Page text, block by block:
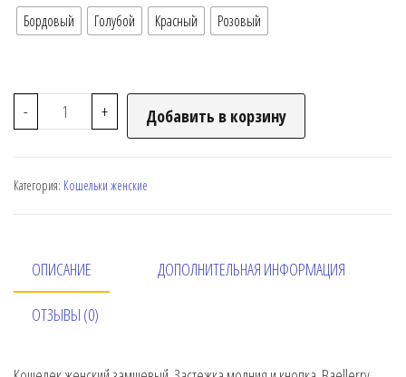
Бордовый Голубой Красный Розовый
- + Добавить в корзину
Категория: Кошельки женские
ОПИСАНИЕ ДОПОЛНИТЕЛЬНАЯ ИНФОРМАЦИЯ
ОТЗЫВЫ (0)